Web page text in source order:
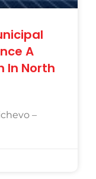
A
In North
–